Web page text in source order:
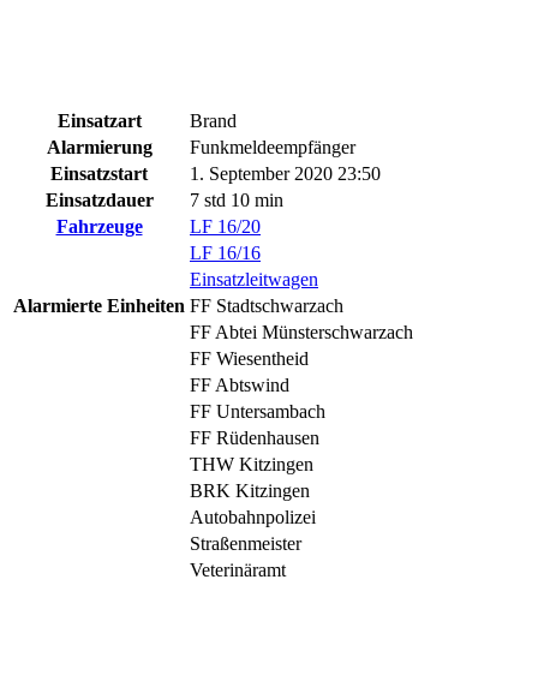
Einsatzart
Brand
Alarmierung
Funkmeldeempfänger
Einsatzstart
1. September 2020 23:50
Einsatzdauer
7 std 10 min
Fahrzeuge
LF 16/20
LF 16/16
Einsatzleitwagen
Alarmierte Einheiten FF Stadtschwarzach
FF Abtei Münsterschwarzach
FF Wiesentheid
FF Abtswind
FF Untersambach
FF Rüdenhausen
THW Kitzingen
BRK Kitzingen
Autobahnpolizei
Straßenmeister
Veterinäramt